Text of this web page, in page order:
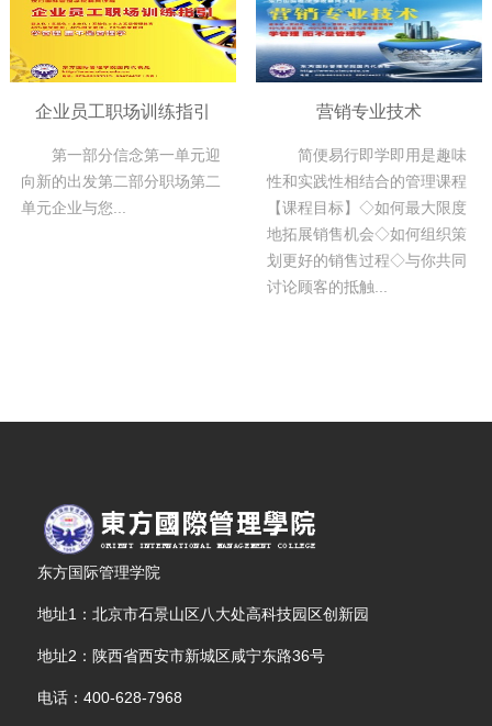
企业员工职场训练指引
第一部分信念第一单元迎
向新的出发第二部分职场第二
单元企业与您...
营销专业技术
简便易行即学即用是趣味
性和实践性相结合的管理课程
【课程目标】◇如何最大限度
地拓展销售机会◇如何组织策
划更好的销售过程◇与你共同
讨论顾客的抵触...
东方国际管理学院
地址1：北京市石景山区八大处高科技园区创新园
地址2：陕西省西安市新城区咸宁东路36号
电话：400-628-7968